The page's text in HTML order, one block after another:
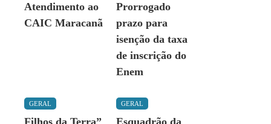
Atendimento ao
CAIC Maracanã
Prorrogado
prazo para
isenção da taxa
de inscrição do
Enem
GERAL
Filhos da Terra”
GERAL
Esquadrão da